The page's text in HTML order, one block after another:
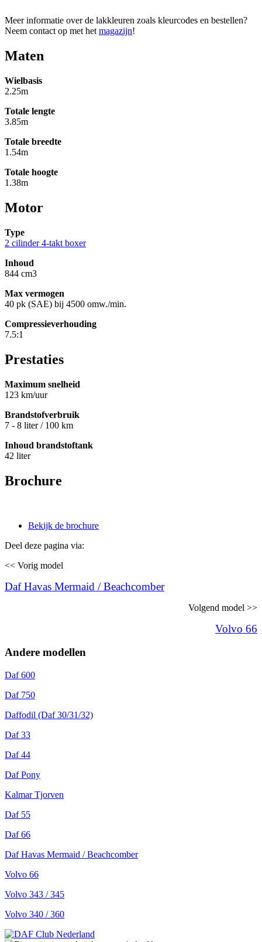
Meer informatie over de lakkleuren zoals kleurcodes en bestellen?
Neem contact op met het magazijn!
Maten
Wielbasis
2.25m
Totale lengte
3.85m
Totale breedte
1.54m
Totale hoogte
1.38m
Motor
Type
2 cilinder 4-takt boxer
Inhoud
844 cm3
Max vermogen
40 pk (SAE) bij 4500 omw./min.
Compressieverhouding
7.5:1
Prestaties
Maximum snelheid
123 km/uur
Brandstofverbruik
7 - 8 liter / 100 km
Inhoud brandstoftank
42 liter
Brochure
Bekijk de brochure
Deel deze pagina via:
<< Vorig model
Daf Havas Mermaid / Beachcomber
Volgend model >>
Volvo 66
Andere modellen
Daf 600
Daf 750
Daffodil (Daf 30/31/32)
Daf 33
Daf 44
Daf Pony
Kalmar Tjorven
Daf 55
Daf 66
Daf Havas Mermaid / Beachcomber
Volvo 66
Volvo 343 / 345
Volvo 340 / 360